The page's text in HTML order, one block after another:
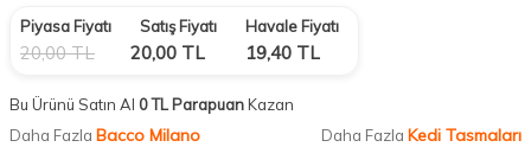
Piyasa Fiyatı
20,00TL
Satış Fiyatı
20,00 TL
Havale Fiyatı
19,40 TL
Bu Ürünü Satın Al 0 TL ParapuanKazan
Daha Fazla Bacco Milano Daha Fazla Kedi Tasmaları